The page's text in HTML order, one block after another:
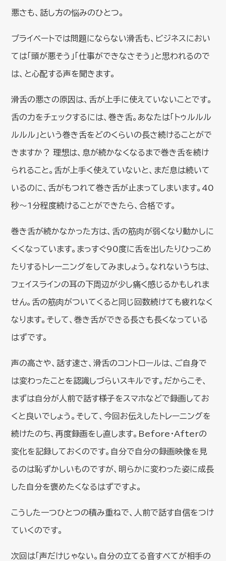
悪さも、話し方の悩みのひとつ。
プライベートでは問題にならない滑舌も、ビジネスにおい
ては「頭が悪そう」「仕事ができなさそう」と思われるので
は、と心配する声を聞きます。
滑舌の悪さの原因は、舌が上手に使えていないことです。
舌の力をチェックするには、巻き舌。あなたは「トゥルルル
ルルル」という巻き舌をどのくらいの長さ続けることがで
きますか？ 理想は、息が続かなくなるまで巻き舌を続け
られること。舌が上手く使えていないと、まだ息は続いて
いるのに、舌がもつれて巻き舌が止まってしまいます。40
秒～1分程度続けることができたら、合格です。
巻き舌が続かなかった方は、舌の筋肉が弱くなり動かしに
くくなっています。まっすぐ90度に舌を出したりひっこめ
たりするトレーニングをしてみましょう。なれないうちは、
フェイスラインの耳の下周辺が少し痛く感じるかもしれま
せん。舌の筋肉がついてくると同じ回数続けても疲れなく
なります。そして、巻き舌ができる長さも長くなっている
はずです。
声の高さや、話す速さ、滑舌のコントロールは、ご自身で
は変わったことを認識しづらいスキルです。だからこそ、
まずは自分が人前で話す様子をスマホなどで録画してお
くと良いでしょう。そして、今回お伝えしたトレーニングを
続けたのち、再度録画をし直します。Before・Afterの
変化を記録しておくのです。自分で自分の録画映像を見
るのは恥ずかしいものですが、明らかに変わった姿に成長
した自分を褒めたくなるはずですよ。
こうした一つひとつの積み重ねで、人前で話す自信をつけ
ていくのです。
次回は「声だけじゃない。自分の立てる音すべてが相手の